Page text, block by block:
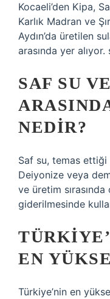
Kocaeli’den Kipa,
Karlık Madran ve
Aydın’da üretilen
arasında yer
SAF SU
NEDIR?
Saf su, temas
Deiyonize veya
ve üretim sırasında
giderilmesinde
EN
Türkiye’nin en